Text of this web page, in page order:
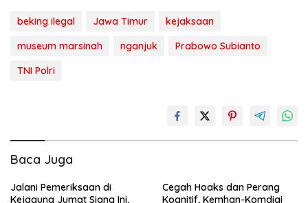
beking ilegal Jawa Timur
kejaksaan
museum marsinah
nganjuk
Prabowo Subianto
TNI Polri
Baca Juga
Jalani Pemeriksaan di
Kejagung Jumat Siang Ini,
Cegah Hoaks dan Perang
Kognitif, Kemhan-Komdigi